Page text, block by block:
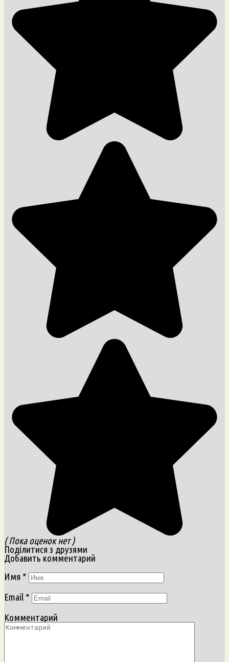
( Пока оценок нет )
Поділитися з друзями
Добавить комментарий
Имя *
Email *
Комментарий